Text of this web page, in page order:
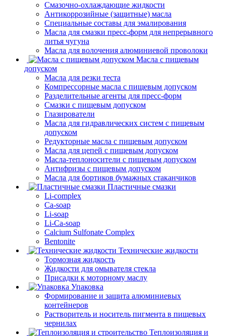
Смазочно-охлаждающие жидкости
Антикоррозийные (защитные) масла
Специальные составы для эмалирования
Масла для смазки пресс-форм для непрерывного
литья чугуна
Масла для волочения алюминиевой проволоки
Масла с пищевым
допуском
Масла для резки теста
Компрессорные масла с пищевым допуском
Разделительные агенты для пресс-форм
Смазки с пищевым допуском
Глазирователи
Масла для гидравлических систем с пищевым
допуском
Редукторные масла с пищевым допуском
Масла для цепей с пищевым допуском
Масла-теплоносители с пищевым допуском
Антифризы с пищевым допуском
Масла для бортиков бумажных стаканчиков
Пластичные смазки
Li-complex
Ca-soap
Li-soap
Li-Ca-soap
Calcium Sulfonate Complex
Bentonite
Технические жидкости
Тормозная жидкость
Жидкости для омывателя стекла
Присадки к моторному маслу
Упаковка
Формирование и защита алюминиевых
контейнеров
Растворитель и носитель пигмента в пищевых
чернилах
Теплоизоляция и